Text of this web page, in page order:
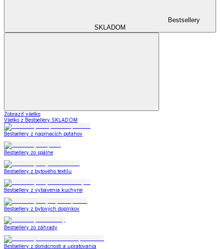
Bestsellery
SKLADOM
Zobraziť všetko
Všetko z Bestsellery SKLADOM
Bestsellery z napínacích poťahov
Bestsellery zo spálne
Bestsellery z bytového textilu
Bestsellery z vybavenia kuchyne
Bestsellery z bytových doplnkov
Bestsellery zo záhrady
Bestsellery z domácnosti a upratovania